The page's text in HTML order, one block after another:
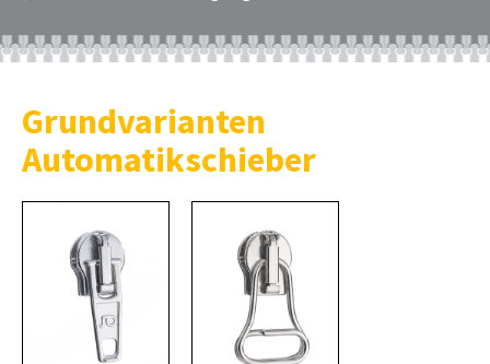
Grundvarianten
Automatikschieber